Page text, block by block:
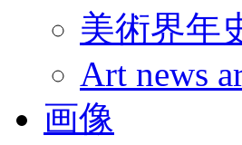
美術界年
Art news
画像